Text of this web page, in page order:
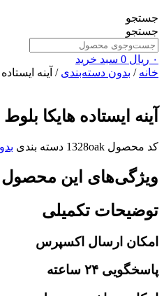
جستجو
جستجو
۰ ریال 0 سبد خرید
خانه / بدون دسته‌بندی / آینه
آینه ایستاده هایکا بلوط
کد محصول 1328oak دسته بندی
ویژگی‌های این محصول
توضیحات تکمیلی
امکان ارسال اکسپرس
پاسخگویی ۲۴ ساعته